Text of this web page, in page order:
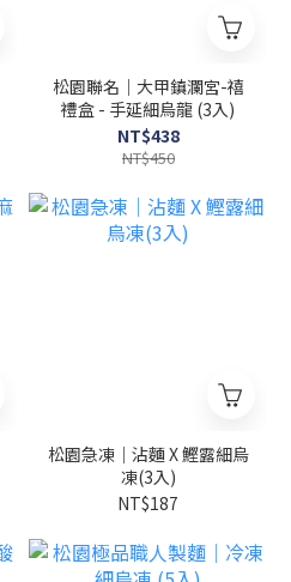
松園聯名｜大甲鎮瀾宮-禧
禮盒 - 手延細烏龍 (3入)
NT$438
NT$450
松園急凍｜沾麵 X 鰹露細烏
凍(3入)
NT$187